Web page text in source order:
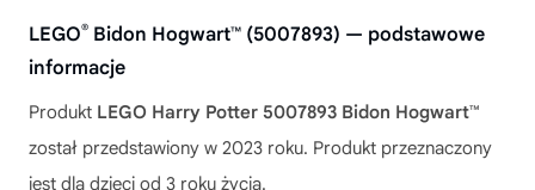
LEGO® Bidon Hogwart™ (5007893) — podstawowe
informacje
Produkt LEGO Harry Potter 5007893 Bidon Hogwart™
został przedstawiony w 2023 roku. Produkt przeznaczony
jest dla dzieci od 3 roku życia.